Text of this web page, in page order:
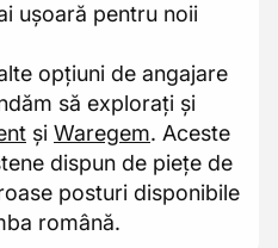
ușoară pentru noii
opțiuni de angajare
să explorați și
și Waregem. Aceste
dispun de piețe de
posturi disponibile
română.